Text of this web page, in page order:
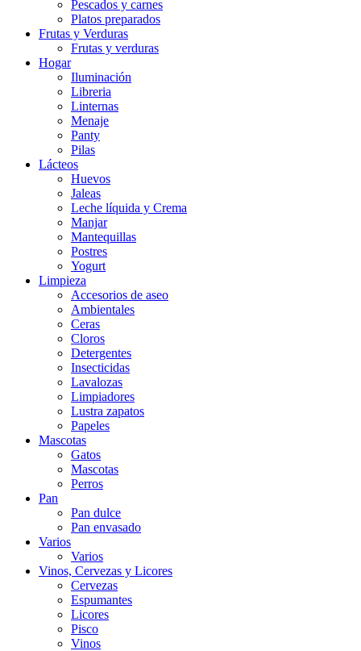
Pescados y carnes
Platos preparados
Frutas y Verduras
Frutas y verduras
Hogar
Iluminación
Libreria
Linternas
Menaje
Panty
Pilas
Lácteos
Huevos
Jaleas
Leche líquida y Crema
Manjar
Mantequillas
Postres
Yogurt
Limpieza
Accesorios de aseo
Ambientales
Ceras
Cloros
Detergentes
Insecticidas
Lavalozas
Limpiadores
Lustra zapatos
Papeles
Mascotas
Gatos
Mascotas
Perros
Pan
Pan dulce
Pan envasado
Varios
Varios
Vinos, Cervezas y Licores
Cervezas
Espumantes
Licores
Pisco
Vinos